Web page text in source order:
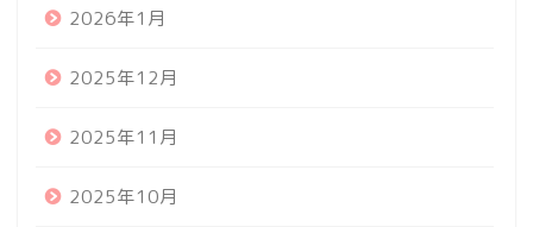
2026年1月
2025年12月
2025年11月
2025年10月